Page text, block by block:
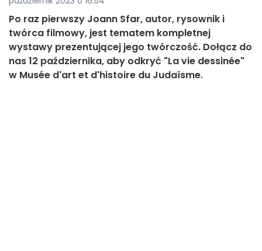
Po raz pierwszy Joann Sfar, autor, rysownik i
twórca filmowy, jest tematem kompletnej
wystawy prezentującej jego twórczość. Dołącz do
nas 12 października, aby odkryć "La vie dessinée"
w Musée d'art et d'histoire du Judaïsme.